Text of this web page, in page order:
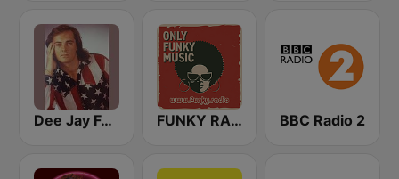
Dee Jay Full Time Radio Riccardo Cioni FUNKY RADIO (Italy) BBC Radio 2